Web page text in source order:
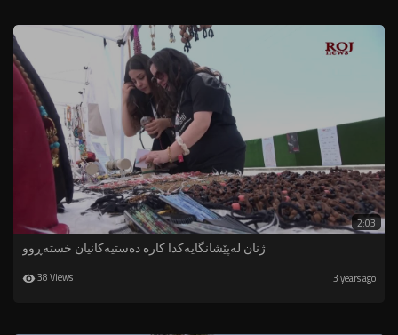
2:03
ژنان لەپێشانگایەكدا كارە دەستیەكانیان خستەڕوو
38 Views 3 years ago